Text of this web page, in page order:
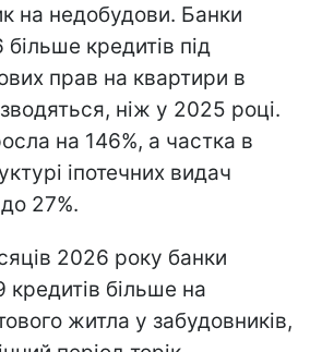
на недобудови. Банки
кредитів під
прав на квартири в
ніж у 2025 році.
на 146%, а частка в
іпотечних видач
27%.
2026 року банки
більше на
житла у забудовників,